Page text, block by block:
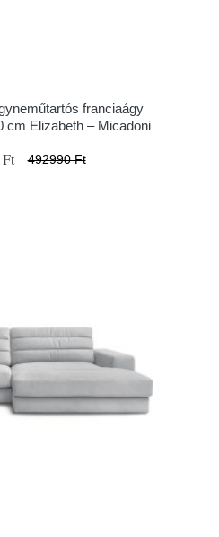
franciaágy
cm Elizabeth – Micadoni
492990 Ft